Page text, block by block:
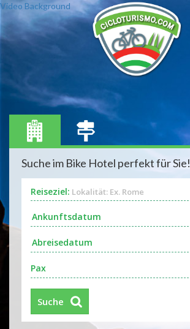
Video Background
Suche im Bike Hotel perfekt für Sie!
Reiseziel: Lokalität: Ex. Rome
Pax
Suche